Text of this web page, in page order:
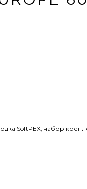
SoftPEX, набор